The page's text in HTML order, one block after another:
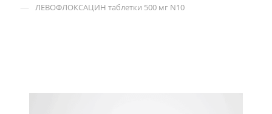
— ЛЕВОФЛОКСАЦИН таблетки 500 мг N10